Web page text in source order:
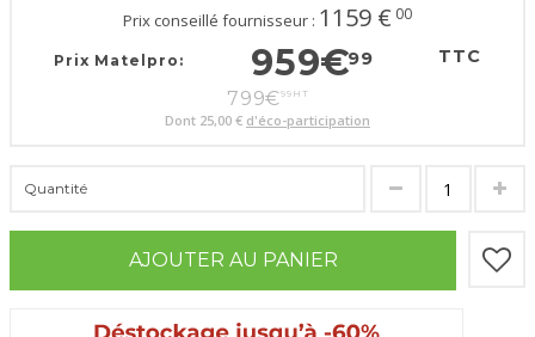
Prix conseillé fournisseur : 1159 € 00
Prix Matelpro: 959€99 TTC
799€99 HT
Dont 25,00 € d'éco-participation
Quantité
AJOUTER AU PANIER